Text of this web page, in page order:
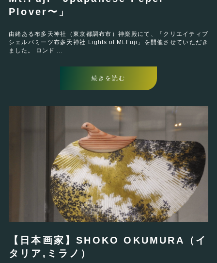
Plover〜」
由緒ある布多天神社（東京都調布市）神楽殿にて、「クリエイティブ
シェルパミーツ布多天神社 Lights of Mt.Fuji」を開催させていただき
ました。 ロンド ...
続きを読む
【日本画家】SHOKO OKUMURA（イ
タリア,ミラノ）